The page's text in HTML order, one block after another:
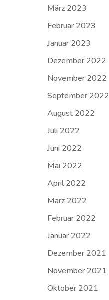
März 2023
Februar 2023
Januar 2023
Dezember 2022
November 2022
September 2022
August 2022
Juli 2022
Juni 2022
Mai 2022
April 2022
März 2022
Februar 2022
Januar 2022
Dezember 2021
November 2021
Oktober 2021